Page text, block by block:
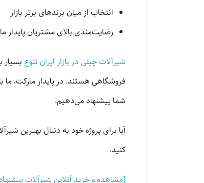
انتخاب از میان برندهای برتر بازار
رضایت‌مندی بالای مشتریان پایدار
شیرآلات چینی در بازار ایران تنوع بسیار
فروشگاهی هستند. در پایدار مارکت، ما
شما پیشنهاد می‌دهیم.
آیا برای پروژه خود به دنبال بهترین
کنید.
[مشاهده و خرید آنلاین شیرآلات